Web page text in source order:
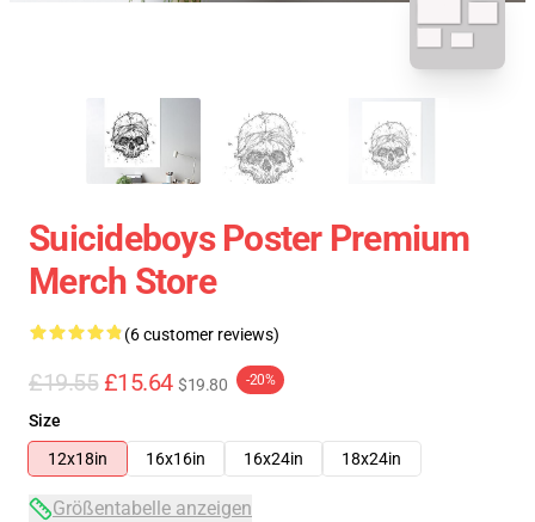
Suicideboys Poster Premium
Merch Store
(6 customer reviews)
£19.55 £15.64 $19.80 -20%
Size
12x18in
16x16in 16x24in 18x24in
Größentabelle anzeigen